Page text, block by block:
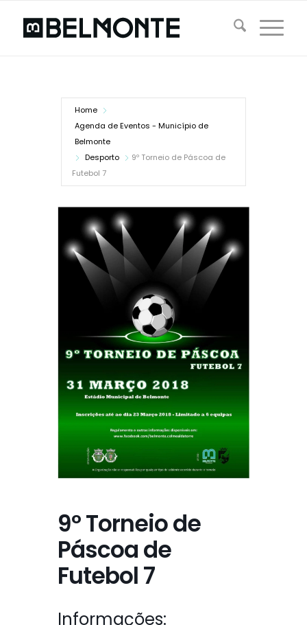
Home
Agenda de Eventos - Município de
Belmonte
Desporto
9º Torneio de Páscoa de
Futebol 7
9º Torneio de
Páscoa de
Futebol 7
Informações: